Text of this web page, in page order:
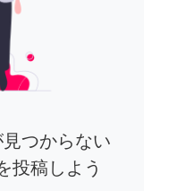
つからない
投稿しよう